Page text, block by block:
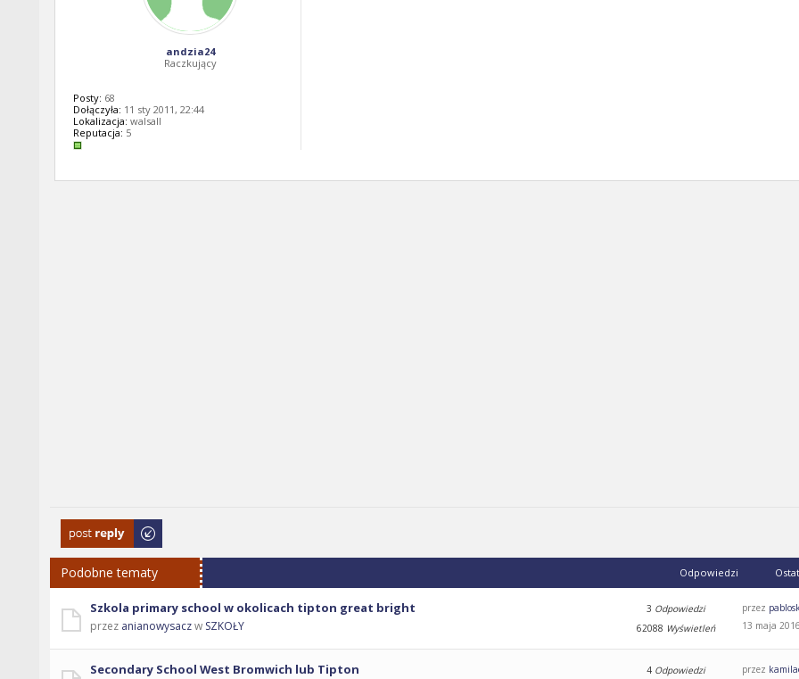
andzia24
Raczkujący
Posty: 68
Dołączyła: 11 sty 2011, 22:44
Lokalizacja: walsall
Reputacja: 5
Odpowiedz
Podobne tematy Odpowiedzi
Szkola primary school w okolicach tipton great bright
przez anianowysaczw SZKOŁY
3 Odpowiedzi
62088 Wyświetleń
przez
13 maja
Secondary School West Bromwich lub Tipton 4 Odpowiedzi
przez